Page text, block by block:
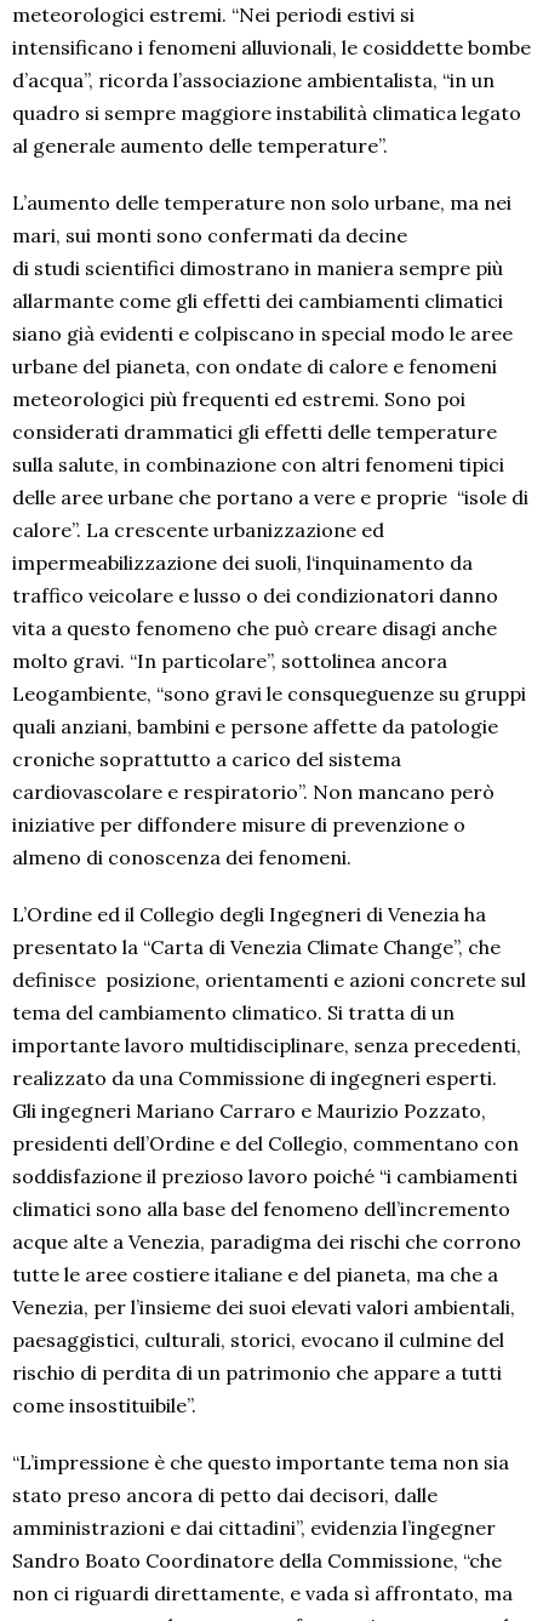
meteorologici estremi. “Nei periodi estivi si
intensificano i fenomeni alluvionali, le cosiddette bombe
d’acqua”, ricorda l’associazione ambientalista, “in un
quadro si sempre maggiore instabilità climatica legato
al generale aumento delle temperature”.
L’aumento delle temperature non solo urbane, ma nei
mari, sui monti sono confermati da decine
di studi scientifici dimostrano in maniera sempre più
allarmante come gli effetti dei cambiamenti climatici
siano già evidenti e colpiscano in special modo le aree
urbane del pianeta, con ondate di calore e fenomeni
meteorologici più frequenti ed estremi. Sono poi
considerati drammatici gli effetti delle temperature
sulla salute, in combinazione con altri fenomeni tipici
delle aree urbane che portano a vere e proprie “isole di
calore”. La crescente urbanizzazione ed
impermeabilizzazione dei suoli, l‘inquinamento da
traffico veicolare e lusso o dei condizionatori danno
vita a questo fenomeno che può creare disagi anche
molto gravi. “In particolare”, sottolinea ancora
Leogambiente, “sono gravi le consqueguenze su gruppi
quali anziani, bambini e persone affette da patologie
croniche soprattutto a carico del sistema
cardiovascolare e respiratorio”. Non mancano però
iniziative per diffondere misure di prevenzione o
almeno di conoscenza dei fenomeni.
L’Ordine ed il Collegio degli Ingegneri di Venezia ha
presentato la “Carta di Venezia Climate Change”, che
definisce posizione, orientamenti e azioni concrete sul
tema del cambiamento climatico. Si tratta di un
importante lavoro multidisciplinare, senza precedenti,
realizzato da una Commissione di ingegneri esperti.
Gli ingegneri Mariano Carraro e Maurizio Pozzato,
presidenti dell’Ordine e del Collegio, commentano con
soddisfazione il prezioso lavoro poiché “i cambiamenti
climatici sono alla base del fenomeno dell’incremento
acque alte a Venezia, paradigma dei rischi che corrono
tutte le aree costiere italiane e del pianeta, ma che a
Venezia, per l’insieme dei suoi elevati valori ambientali,
paesaggistici, culturali, storici, evocano il culmine del
rischio di perdita di un patrimonio che appare a tutti
come insostituibile”.
“L’impressione è che questo importante tema non sia
stato preso ancora di petto dai decisori, dalle
amministrazioni e dai cittadini”, evidenzia l’ingegner
Sandro Boato Coordinatore della Commissione, “che
non ci riguardi direttamente, e vada sì affrontato, ma